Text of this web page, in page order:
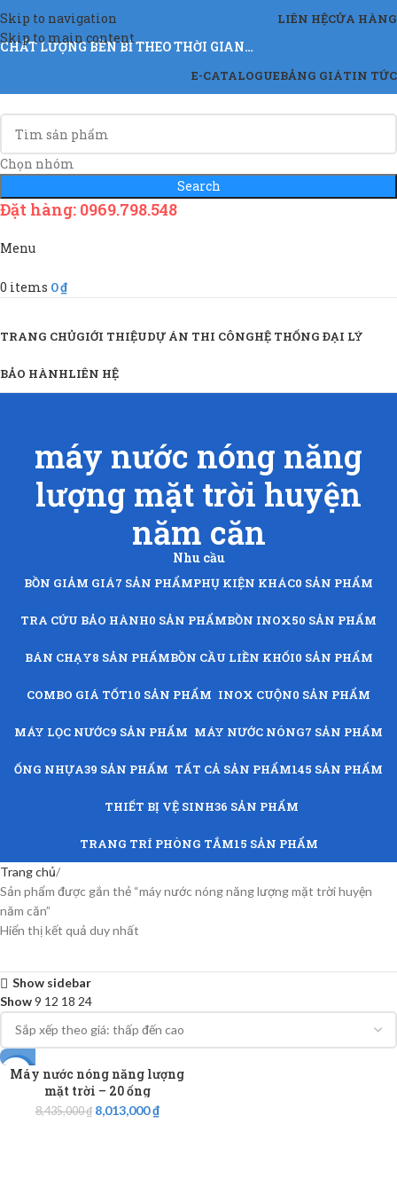
Skip to navigation
Skip to main content
LIÊN HỆCỬA HÀNG
CHẤT LƯỢNG BỀN BỈ THEO THỜI GIAN…
E-CATALOGUEBẢNG GIÁTIN TỨC
Chọn nhóm
Search
Đặt hàng: 0969.798.548
Menu
0 items 0₫
TRANG CHỦGIỚI THIỆUDỰ ÁN THI CÔNGHỆ THỐNG ĐẠI LÝ
BẢO HÀNHLIÊN HỆ
máy nước nóng năng
lượng mặt trời huyện
năm căn
Nhu cầu
BỒN GIẢM GIÁ7 SẢN PHẨMPHỤ KIỆN KHÁC0 SẢN PHẨM
TRA CỨU BẢO HÀNH0 SẢN PHẨMBỒN INOX50 SẢN PHẨM
BÁN CHẠY8 SẢN PHẨMBỒN CẦU LIỀN KHỐI0 SẢN PHẨM
COMBO GIÁ TỐT10 SẢN PHẨM INOX CUỘN0 SẢN PHẨM
MÁY LỌC NƯỚC9 SẢN PHẨM MÁY NƯỚC NÓNG7 SẢN PHẨM
ỐNG NHỰA39 SẢN PHẨM TẤT CẢ SẢN PHẨM145 SẢN PHẨM
THIẾT BỊ VỆ SINH36 SẢN PHẨM
TRANG TRÍ PHÒNG TẮM15 SẢN PHẨM
Trang chủ
Sản phẩm được gắn thẻ “máy nước nóng năng lượng mặt trời huyện
năm căn”
Hiển thị kết quả duy nhất
Show sidebar
Show9 12 18 24
-5%
Máy nước nóng năng lượng
mặt trời – 20 ống
8,435,000₫ 8,013,000₫